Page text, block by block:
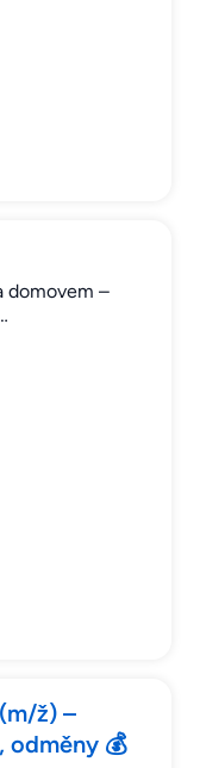
domovem –
ž) –
odměny 💰